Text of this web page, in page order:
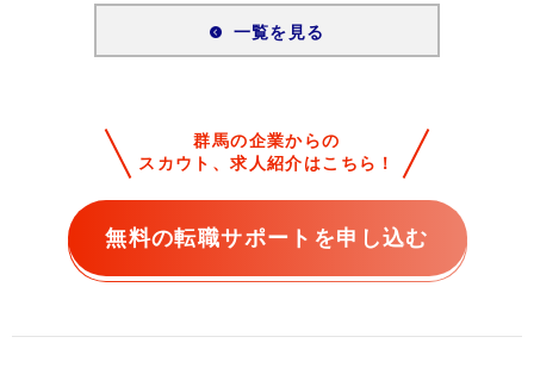
一覧を見る
群馬の企業からの
スカウト、求人紹介はこちら！
無料の転職サポートを申し込む